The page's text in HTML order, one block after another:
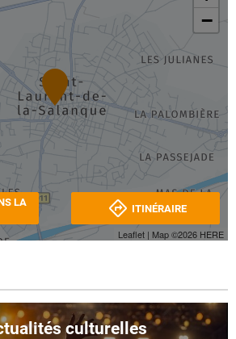
−
Leaflet | Map ©2026 HERE
LA
ITINÉRAIRE
culturelles